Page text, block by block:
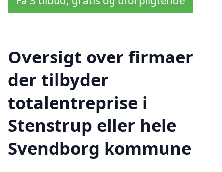
Oversigt over firmaer
der tilbyder
totalentreprise i
Stenstrup eller hele
Svendborg kommune